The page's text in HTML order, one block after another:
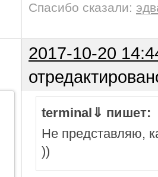
Спасибо сказали:
2017-10-20
terminal⇓ пишет:
Не представляю,
))